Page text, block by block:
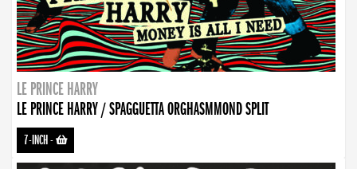
LE PRINCE HARRY
LE PRINCE HARRY / SPAGGUETTA ORGHASMMOND SPLIT
7-INCH-